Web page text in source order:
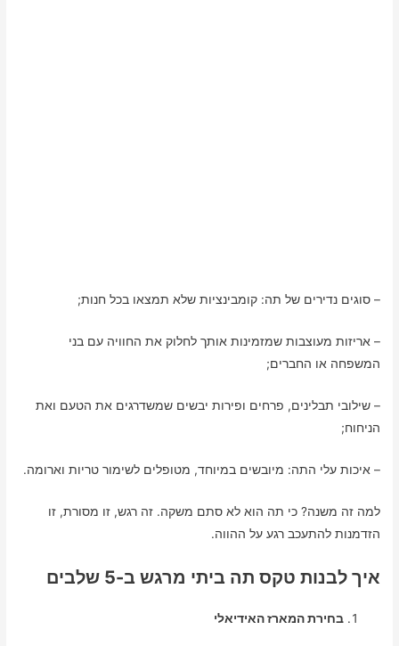
– סוגים נדירים של תה: קומבינציות שלא תמצאו בכל חנות;
– אריזות מעוצבות שמזמינות אותך לחלוק את החוויה עם בני
המשפחה או החברים;
– שילובי תבלינים, פרחים ופירות יבשים שמשדרגים את הטעם ואת
הניחוח;
– איכות עלי התה: מיובשים במיוחד, מטופלים לשימור טריות וארומה.
למה זה משנה? כי תה הוא לא סתם משקה. זה רגש, זו מסורת, זו
הזדמנות להתעכב רגע על ההווה.
איך לבנות טקס תה ביתי מרגש ב-5 שלבים
בחירת המארז האידיאלי